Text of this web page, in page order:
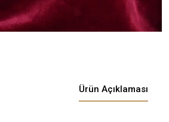
Ürün Açıklaması